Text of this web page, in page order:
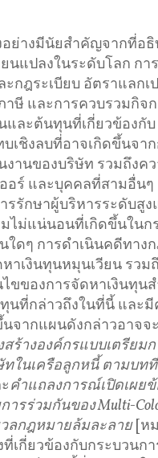
ย่างมีนัยสำคัญจากที่อธิ
แปลงในระดับโลก การ
กฎระเบียบ อัตราแลกเ
ษี และการควบรวมกิจ
ละต้นทุนที่เกี่ยวข้องกับ
เชิงลบที่อาจเกิดขึ้นจา
งานของบริษัท รวมถึงค
ร์ และบุคคลที่สามอื่นๆ
รักษาผู้บริหารระดับสูง
ไม่แน่นอนที่เกิดขึ้นในก
ใดๆ การดำเนินคดีทาง
าเงินทุนหมุนเวียน รวม
ของการจัดหาเงินทุน
นที่กล่าวถึงในที่นี้ และมี
จากแผนดังกล่าวอาจจ
ร้างองค์กรแบบเตรียม
ในเครือลูกหนี้ ตามบทที่
คำแถลงการณ์เปิดเผย
ารร่วมกันของMulti-
ลกฎหมายล้มละลาย[หม
กี่ยวข้องกับกระบวนกา